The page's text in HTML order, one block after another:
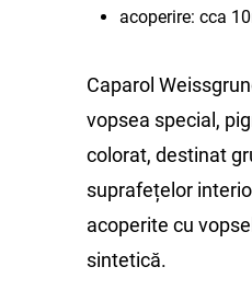
acoperire: cca
Caparol
vopsea special,
colorat, destinat
suprafețelor
acoperite cu
sintetică.